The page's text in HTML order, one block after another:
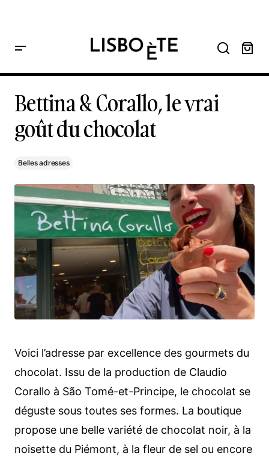
Home Bettina & Corallo, le vrai goût du chocolat
Bettina & Corallo, le vrai
goût du chocolat
Belles adresses
Voici l’adresse par excellence des gourmets du
chocolat. Issu de la production de Claudio
Corallo à São Tomé-et-Principe, le chocolat se
déguste sous toutes ses formes. La boutique
propose une belle variété de chocolat noir, à la
noisette du Piémont, à la fleur de sel ou encore